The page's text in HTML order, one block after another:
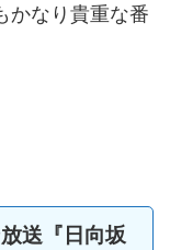
かなり貴重な番
送『日向坂